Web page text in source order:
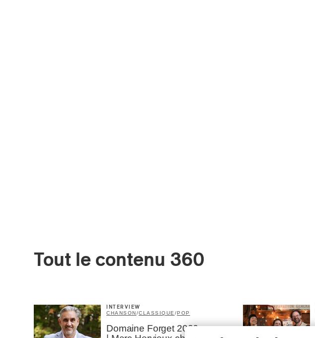
Tout le contenu 360
INTERVIEW
CHANSON/CLASSIQUE /POP
Domaine Forget 2026